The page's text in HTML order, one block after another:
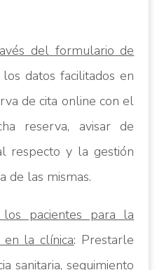
del formulario de
datos facilitados en
de cita online con el
reserva, avisar de
respecto y la gestión
de las mismas.
pacientes para la
en la clínica: Prestarle
sanitaria, seguimiento